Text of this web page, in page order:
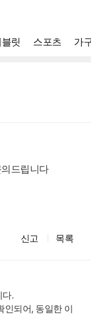
릿 스포츠 가
드립니다
신고 목록
다.
인되어, 동일한 이